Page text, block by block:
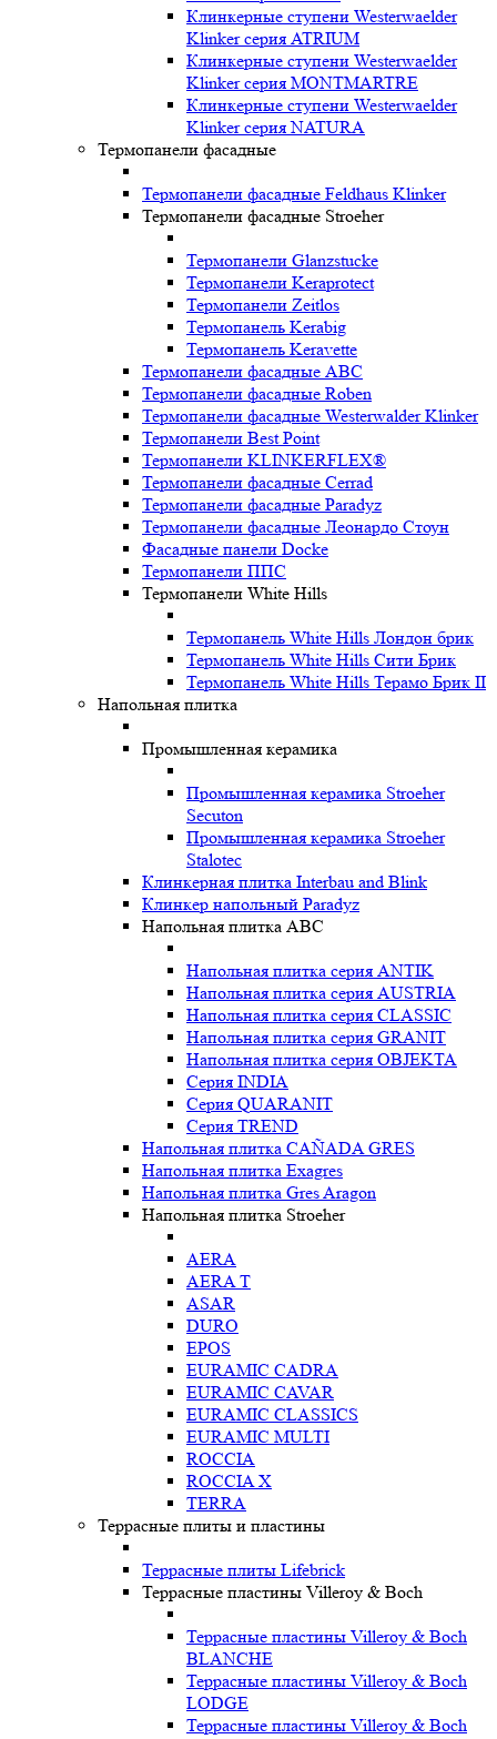
Клинкерные ступени Westerwaelder
Klinker серия ATRIUM
Клинкерные ступени Westerwaelder
Klinker серия MONTMARTRE
Клинкерные ступени Westerwaelder
Klinker серия NATURA
Термопанели фасадные
Термопанели фасадные Feldhaus Klinker
Термопанели фасадные Stroeher
Термопанели Glanzstucke
Термопанели Keraprotect
Термопанели Zeitlos
Термопанель Kerabig
Термопанель Keravette
Термопанели фасадные ABC
Термопанели фасадные Roben
Термопанели фасадные Westerwalder Klinker
Термопанели Best Point
Термопанели KLINKERFLEX®
Термопанели фасадные Cerrad
Термопанели фасадные Paradyz
Термопанели фасадные Леонардо Стоун
Фасадные панели Docke
Термопанели ППС
Термопанели White Hills
Термопанель White Hills Лондон брик
Термопанель White Hills Сити Брик
Термопанель White Hills Терамо Брик II
Напольная плитка
Промышленная керамика
Промышленная керамика Stroeher
Secuton
Промышленная керамика Stroeher
Stalotec
Клинкерная плитка Interbau and Blink
Клинкер напольный Paradyz
Напольная плитка ABC
Напольная плитка серия ANTIK
Напольная плитка серия AUSTRIA
Напольная плитка серия CLASSIC
Напольная плитка серия GRANIT
Напольная плитка серия OBJEKTA
Серия INDIA
Серия QUARANIT
Серия TREND
Напольная плитка CAÑADA GRES
Напольная плитка Exagres
Напольная плитка Gres Aragon
Напольная плитка Stroeher
AERA
AERA T
ASAR
DURO
EPOS
EURAMIC CADRA
EURAMIC CAVAR
EURAMIC CLASSICS
EURAMIC MULTI
ROCCIA
ROCCIA X
TERRA
Террасные плиты и пластины
Террасные плиты Lifebrick
Террасные пластины Villeroy & Boch
Террасные пластины Villeroy & Boch
BLANCHE
Террасные пластины Villeroy & Boch
LODGE
Террасные пластины Villeroy & Boch